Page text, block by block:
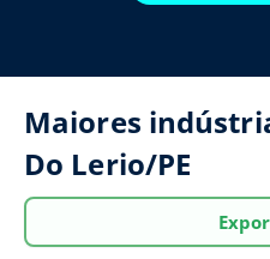
Maiores
Do Lerio/PE